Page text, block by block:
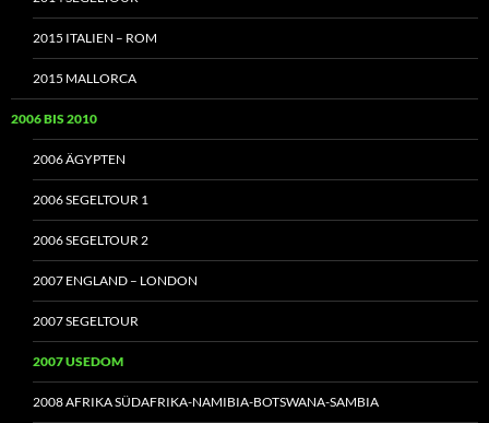
2015 ITALIEN – ROM
2015 MALLORCA
2006 BIS 2010
2006 ÄGYPTEN
2006 SEGELTOUR 1
2006 SEGELTOUR 2
2007 ENGLAND – LONDON
2007 SEGELTOUR
2007 USEDOM
2008 AFRIKA SÜDAFRIKA-NAMIBIA-BOTSWANA-SAMBIA